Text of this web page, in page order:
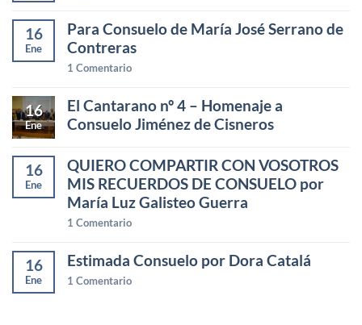
16
Ene
Para Consuelo de María José Serrano de
Contreras
1 Comentario
16
Ene
El Cantarano nº 4 – Homenaje a
Consuelo Jiménez de Cisneros
16
Ene
QUIERO COMPARTIR CON VOSOTROS
MIS RECUERDOS DE CONSUELO por
María Luz Galisteo Guerra
1 Comentario
16
Ene
Estimada Consuelo por Dora Catalá
1 Comentario